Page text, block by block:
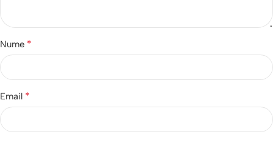
Nume *
Email *